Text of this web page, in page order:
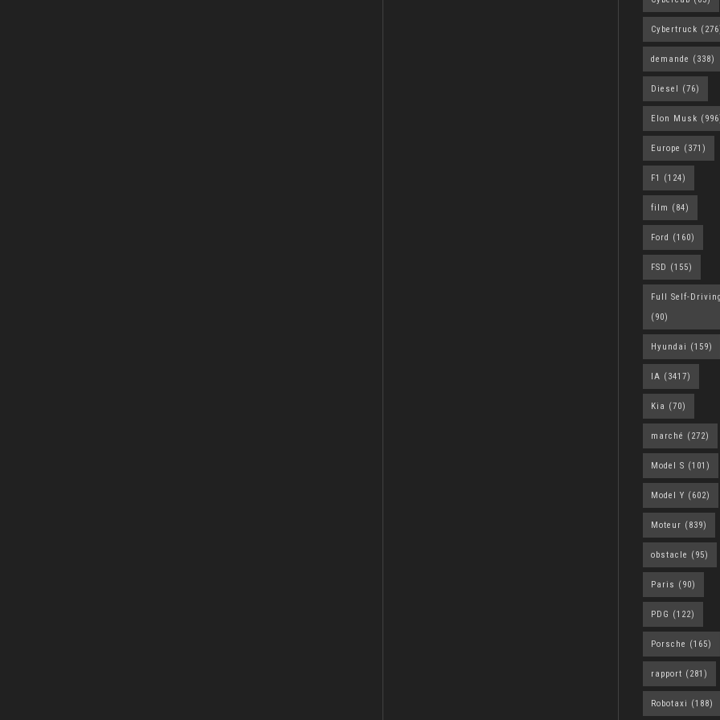
Cybertruck
demande (338)
Diesel (76)
Elon Musk
Europe (371)
F1 (124)
film (84)
Ford (160)
FSD (155)
Full Self-Driving
(90)
Hyundai (159)
IA (3417)
Kia (70)
marché (272)
Model S (101)
Model Y (602)
Moteur (839)
obstacle (95)
Paris (90)
PDG (122)
Porsche (165)
rapport (281)
Robotaxi (188)